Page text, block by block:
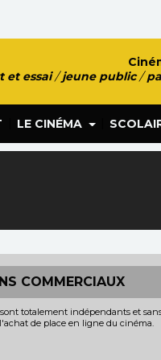
LE CINÉMA
et essai/jeune public/
COMMERCIAUX
totalement indépendants et
de place en ligne du cinéma.